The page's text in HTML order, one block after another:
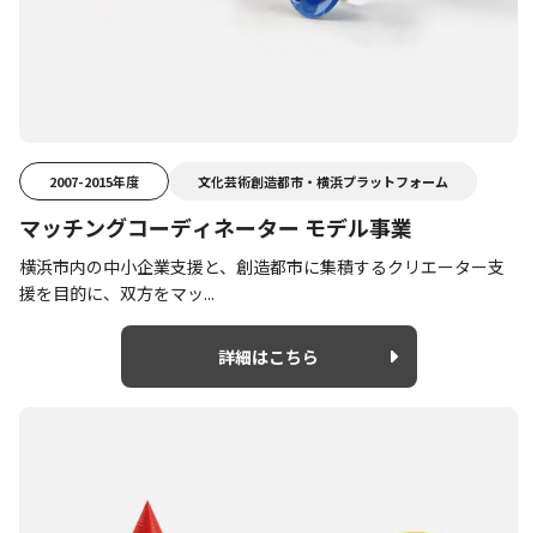
2007-2015年度 文化芸術創造都市・横浜プラットフォーム
マッチングコーディネーター モデル事業
横浜市内の中小企業支援と、創造都市に集積するクリエーター支
援を目的に、双方をマッ...
詳細はこちら